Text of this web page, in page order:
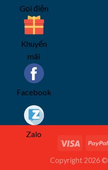
Copyright 2026 ©
Gọi điện
Khuyến
mãi
Facebook
Zalo